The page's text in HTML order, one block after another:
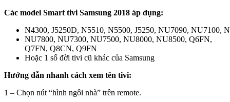
Các model Smart tivi Samsung 2018 áp dụng:
N4300, J5250D, N5510, N5500, J5250, NU7090, NU7100,
NU7800, NU7300, NU7500, NU8000, NU8500, Q6FN,
Q7FN, Q8CN, Q9FN
Hoặc 1 số đời tivi cũ khác của Samsung
Hướng dẫn nhanh cách xem tên tivi:
1 – Chọn nút “hình ngôi nhà” trên remote.